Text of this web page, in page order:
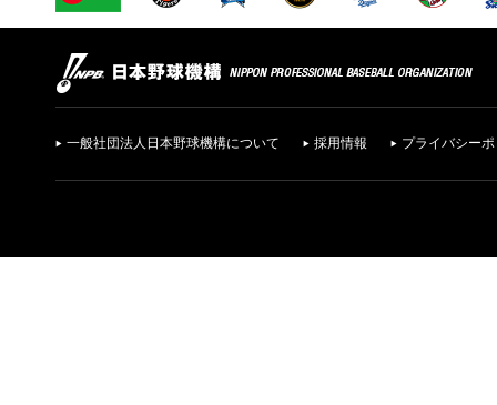
一般社団法人日本野球機構について 採用情報 プライバシー